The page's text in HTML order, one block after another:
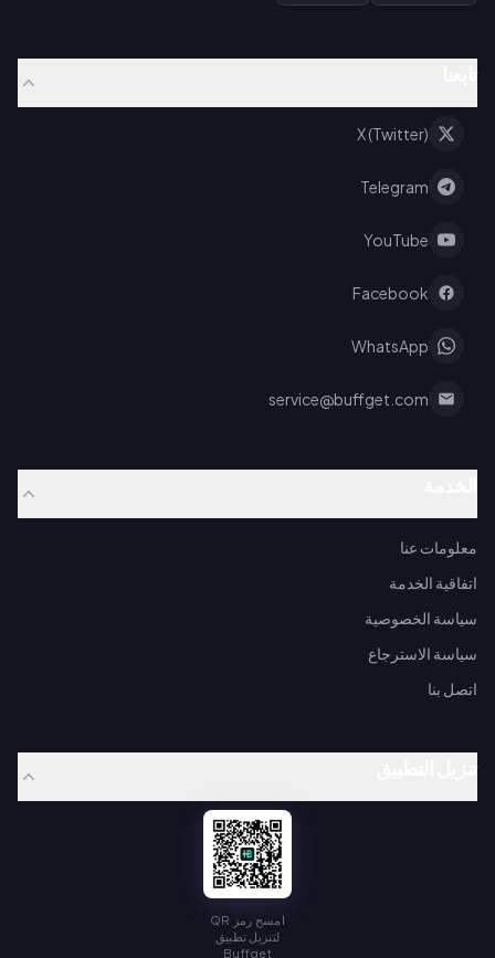
X (Twitter)
Telegram
YouTube
Facebook
WhatsApp
service@buffget.com
معلومات عنا
اتفاقية الخدمة
سياسة الخصوصية
سياسة الاسترجاع
اتصل بنا
امسح رمز QR
لتنزيل تطبيق
Buffget